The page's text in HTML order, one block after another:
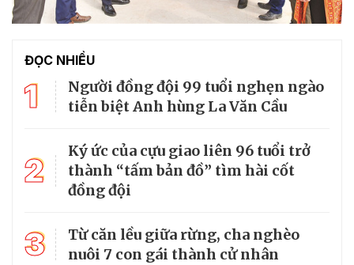
ĐỌC NHIỀU
1
Người đồng đội 99 tuổi nghẹn ngào
tiễn biệt Anh hùng La Văn Cầu
2
Ký ức của cựu giao liên 96 tuổi trở
thành “tấm bản đồ” tìm hài cốt
đồng đội
3
Từ căn lều giữa rừng, cha nghèo
nuôi 7 con gái thành cử nhân